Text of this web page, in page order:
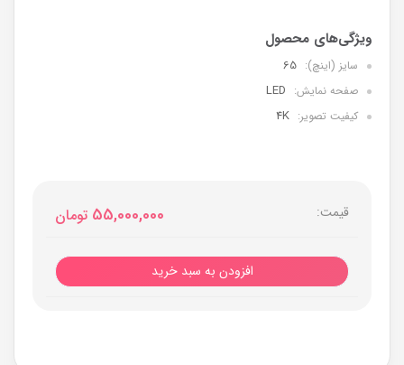
سایز (اینچ): 65
صفحه نمایش: LED
کیفیت تصویر: 4K
قیمت: 55,000,000 تومان
افزودن به سبد خرید